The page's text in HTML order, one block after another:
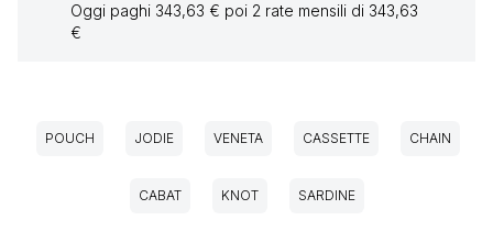
Oggi paghi 343,63 € poi 2 rate mensili di 343,63
€
POUCH JODIE VENETA CASSETTE CHAIN
CABAT KNOT SARDINE